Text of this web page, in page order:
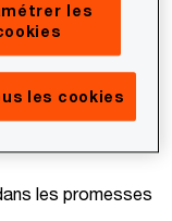
ouvrir le débat
les promesses
les
les cookies